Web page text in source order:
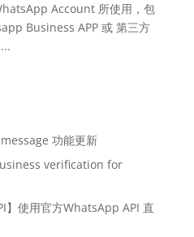
Account 所使用，包
Business APP 或 第三方
功能更新
verification for
】使用官方WhatsApp API 直